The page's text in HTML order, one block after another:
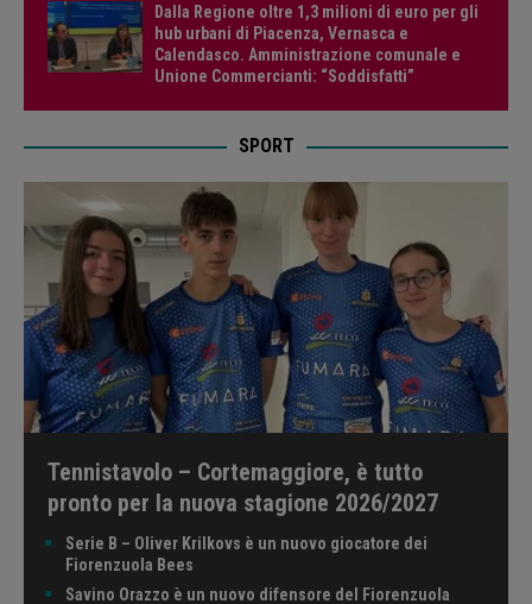
Dalla Regione oltre 1,3 milioni di euro per gli
hub urbani di Piacenza, Vernasca e
Calendasco. Amministrazione comunale e
Unione Commercianti: “Soddisfatti”
SPORT
Tennistavolo – Cortemaggiore, è tutto
pronto per la nuova stagione 2026/2027
Serie B – Oliver Krilkovs è un nuovo giocatore dei
Fiorenzuola Bees
Savino Orazzo è un nuovo difensore del Fiorenzuola